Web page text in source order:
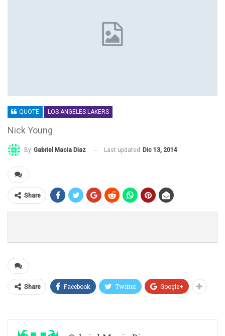
QUOTE LOS ANGELES LAKERS
Nick Young
By Gabriel Macia Diaz Last updated Dic 13, 2014
Share
Share Facebook Twitter Google+